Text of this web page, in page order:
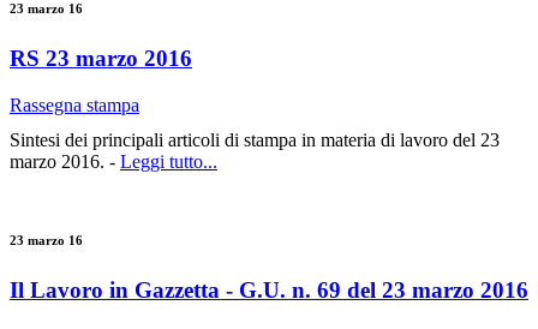
23 marzo 16
RS 23 marzo 2016
Rassegna stampa
Sintesi dei principali articoli di stampa in materia di lavoro del 23
marzo 2016. - Leggi tutto...
23 marzo 16
Il Lavoro in Gazzetta - G.U. n. 69 del 23 marzo 2016